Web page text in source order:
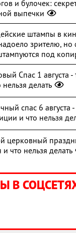
и булочек:
выпечки
штампы в
зрителю,
под
Спас 1 августа -
нельзя делать
спас 6 августа -
и что нельзя
церковный
что нельзя делать
В